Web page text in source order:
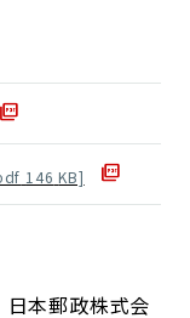
146 KB]
日本郵政株式会